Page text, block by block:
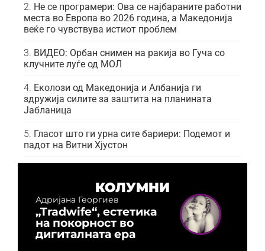
Не се програмери: Ова се најбараните работни
места во Европа во 2026 година, а Македонија
веќе го чувствува истиот проблем
ВИДЕО: Орбан снимен на ракија во Гуча со
клучните луѓе од МОЛ
Еколози од Македонија и Албанија ги
здружија силите за заштита на планината
Јабланица
Гласот што ги урна сите бариери: Подемот и
падот на Витни Хјустон
КОЛУМНИ
Адријана Георгиев
„Tradwife“, естетика
на покорност во
дигиталната ера